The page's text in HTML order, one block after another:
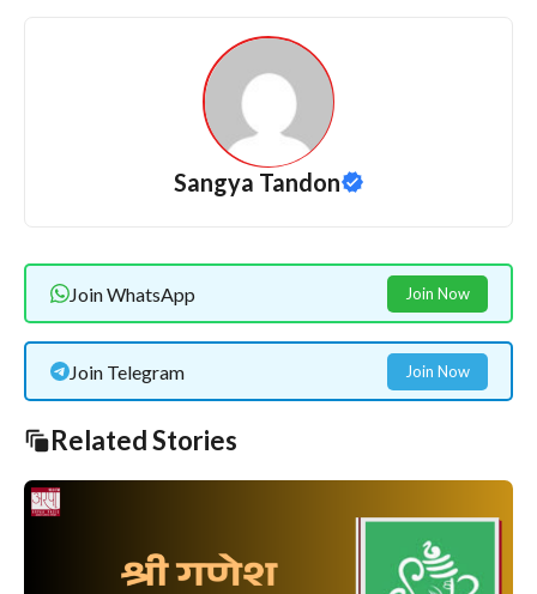
Sangya Tandon
Join WhatsApp Join Now
Join Telegram Join Now
Related Stories